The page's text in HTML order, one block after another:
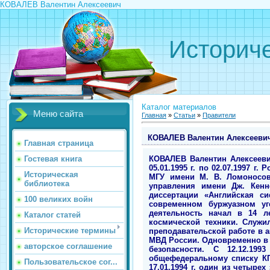
КОВАЛЕВ Валентин Алексеевич
Меню сайта
Главная страница
Гостевая книга
Историческая
библиотека
100 великих войн
Каталог статей
Исторические термины
авторское соглашение
Пользовательское сог...
Каталог материалов
Главная » Статьи » Правители
КОВАЛЕВ Валентин
КОВАЛЕВ Валентин Алексеевич (10.01.1944). Министр юстиции Российской Федерации в правительстве В. С. Черномырдина с 05.01.1995 г. по 02.07.1997 г. Родился в г. Днепропетровске Украинской ССР. Образование получил на юридическом факультете МГУ имени М. В. Ломоносова, в аспирантуре юридического факультета МГУ (1975) и в Высшей школе государственного управления имени Дж. Кеннеди Гарвардского университета (США). Доктор юридических наук (1986). Тема кандидатской диссертации «Английская система судебных доказательств» (1976). Тема докторской диссертации «Кризис законности в современном буржуазном уголовном процессе». Профессор. Академик международной славянской академии. Трудовую деятельность начал в 14 лет на Днепропетровском металлургическом комбинате и в конструкторском бюро ракетно-космической техники. Служил в Советской Армии и МВД. Полковник внутренней службы. С 1976 г. по 1986 г. на научно-преподавательской работе в академии МВД. В 1986—1993 гг. профессор Высшей юридической школы и Юридического института МВД России. Одновременно в 1992—1993 гг. генеральный директор юридического центра Фонда национальной и международной безопасности. С 12.12.1993 г. депутат Государственной думы Федерального собрания Российской Федерации по общефедеральному списку КПРФ. В КПРФ не состоял, но баллотировался от нее и входил в состав ее думской фракции. С 17.01.1994 г. один из четырех заместителей Председателя Государственной Думы Федерального Собрания РФ первого созыва. 30.12.1994 г. указом Президента РФ возглавил Временную наблюдательную комиссию по соблюдению конституционных прав и свобод граждан, которая контролировала эти вопросы в процессе восстановления законности в Чеченской республике. Комиссия была наделена правом получать информацию от руководителей операций в Чечне, наблюдать за ее ходом и делать представления о выявленных нарушениях прав и свобод граждан Президенту РФ. Одновременно возглавлял штаб Государственной думы по ситуации, связанной с вооруженным конфликтом в Чеченской Республике. Был председателем объединенной трехсторонней комиссии по правам человека в Чечне. С 05.01.1995 г. министр юстиции РФ. Сменил на этом посту Ю. Х. Калмыкова. В. А. Ковалева представлял руководящему составу Минюста С. М. Шахрай. Сразу же открестился от прежних